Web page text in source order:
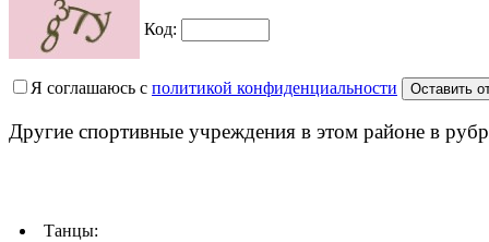
Код:
Я соглашаюсь с политикой конфиденциальности
Другие спортивные учреждения в этом районе в
Танцы: